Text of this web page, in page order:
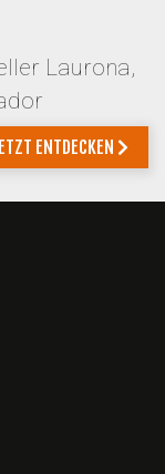
Laurona,
ENTDECKEN